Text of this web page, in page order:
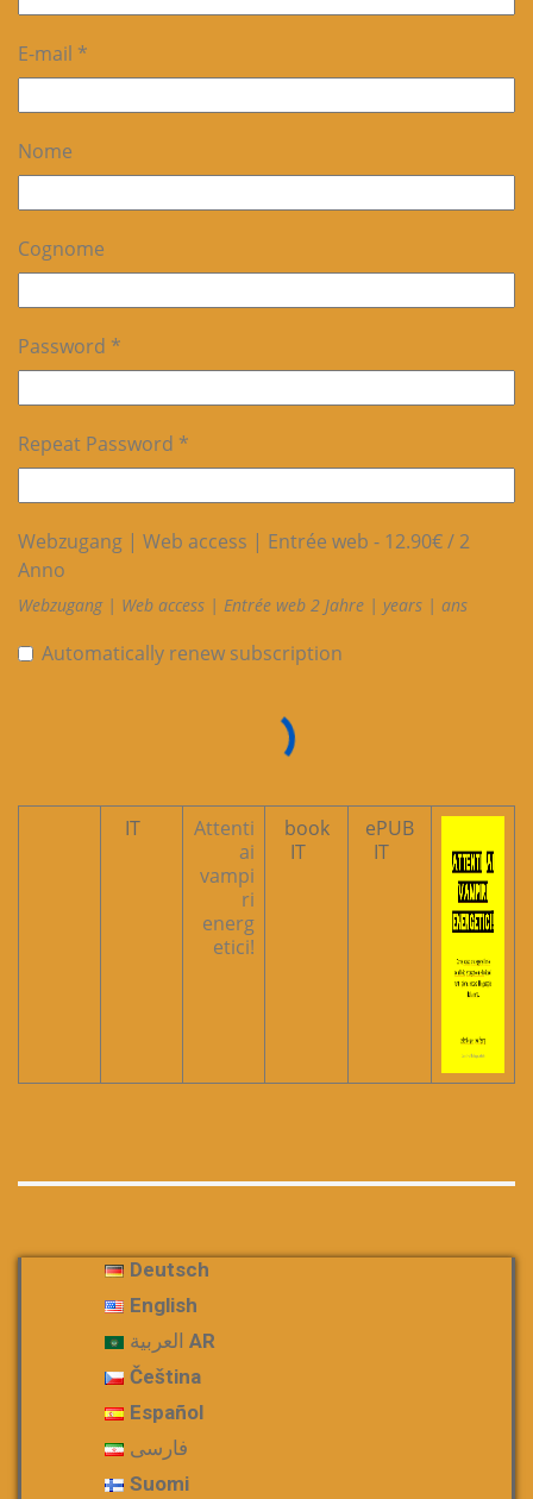
E-mail *
Nome
Cognome
Password *
Repeat Password *
Webzugang | Web access | Entrée web - 12.90€/ 2
Anno
Webzugang | Web access | Entrée web 2 Jahre | years | ans
Automatically renew subscription
IT
Attenti
ai
vampi
ri
energ
etici!
book
IT
ePUB
IT
Deutsch
English
العربية AR
Čeština
Español
فارسی
Suomi